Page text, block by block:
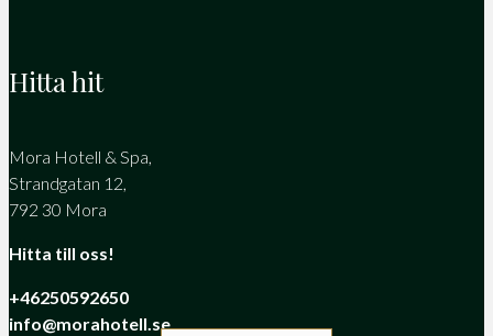
Hitta hit
Mora Hotell & Spa,
Strandgatan 12,
792 30 Mora
Hitta till oss!
+46250592650
info@morahotell.se